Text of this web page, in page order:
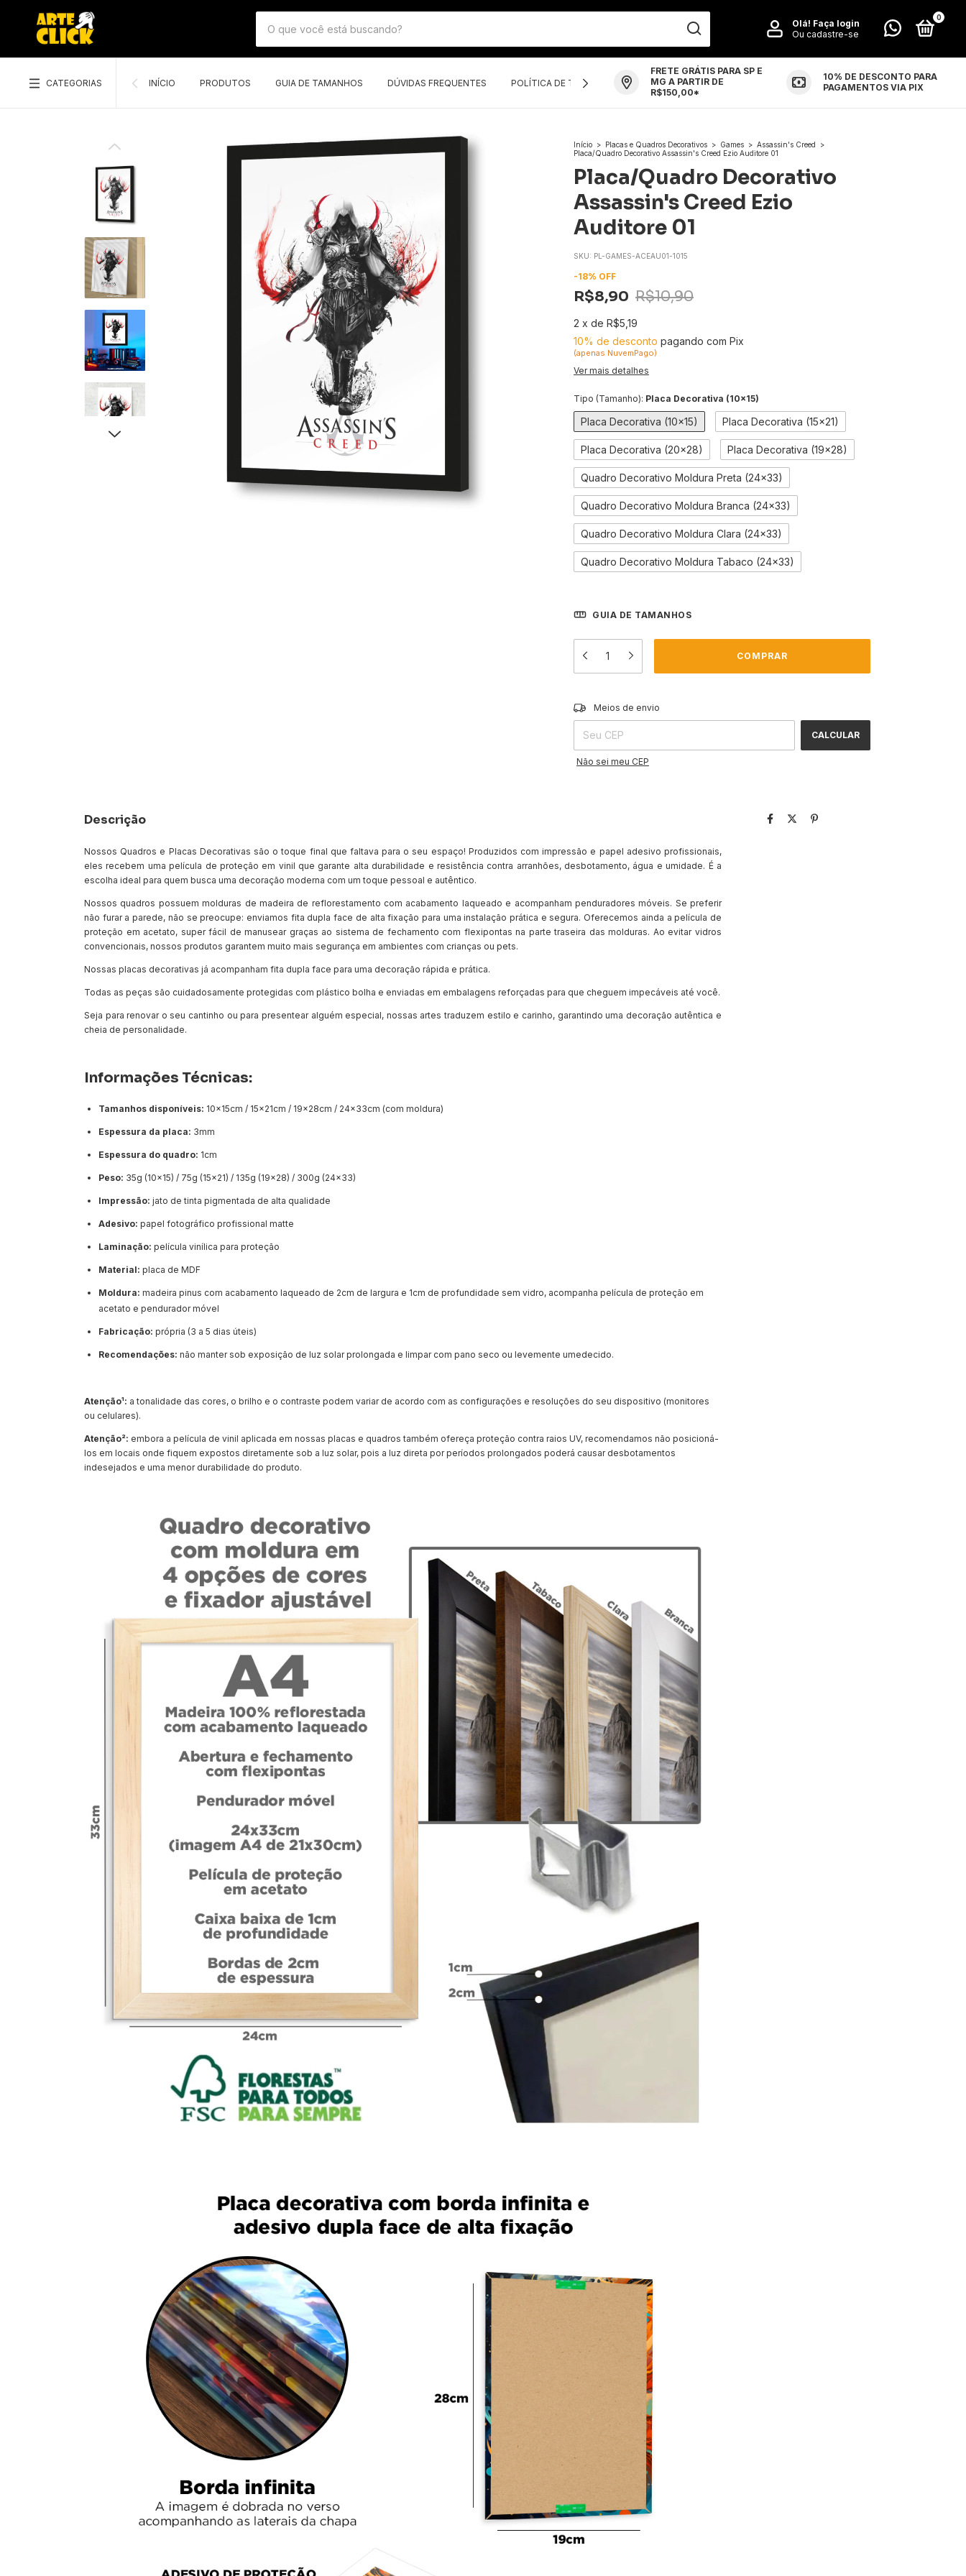
Olá! Faça login
Ou cadastre-se
0
CATEGORIAS INÍCIO PRODUTOS GUIA DE TAMANHOS DÚVIDAS FREQUENTES POLÍTICA DE TROCAS E DEVOLUÇÕES CONTATO
FRETE GRÁTIS PARA SP E
MG A PARTIR DE
R$150,00*
10% DE DESCONTO PARA
PAGAMENTOS VIA PIX
Início > Placas e Quadros Decorativos > Games > Assassin's Creed
>
Placa/Quadro Decorativo Assassin's Creed Ezio Auditore 01
Placa/Quadro Decorativo
Assassin's Creed Ezio
Auditore 01
SKU: PL-GAMES-ACEAU01-1015
-18% OFF
R$8,90 R$10,90
2 x de R$5,19
10% de desconto pagando com Pix
(apenas NuvemPago)
Ver mais detalhes
Tipo (Tamanho): Placa Decorativa (10x15)
Placa Decorativa (10x15) Placa Decorativa (15x21)
Placa Decorativa (20x28) Placa Decorativa (19x28)
Quadro Decorativo Moldura Preta (24x33)
Quadro Decorativo Moldura Branca (24x33)
Quadro Decorativo Moldura Clara (24x33)
Quadro Decorativo Moldura Tabaco (24x33)
GUIA DE TAMANHOS
Entregas para o CEP:
Meios de envio
CALCULAR
Não sei meu CEP
Descrição
Nossos Quadros e Placas Decorativas são o toque final que faltava para o seu espaço! Produzidos com impressão e papel adesivo profissionais,
eles recebem uma película de proteção em vinil que garante alta durabilidade e resistência contra arranhões, desbotamento, água e umidade. É a
escolha ideal para quem busca uma decoração moderna com um toque pessoal e autêntico.
Nossos quadros possuem molduras de madeira de reflorestamento com acabamento laqueado e acompanham penduradores móveis. Se preferir
não furar a parede, não se preocupe: enviamos fita dupla face de alta fixação para uma instalação prática e segura. Oferecemos ainda a película de
proteção em acetato, super fácil de manusear graças ao sistema de fechamento com flexipontas na parte traseira das molduras. Ao evitar vidros
convencionais, nossos produtos garantem muito mais segurança em ambientes com crianças ou pets.
Nossas placas decorativas já acompanham fita dupla face para uma decoração rápida e prática.
Todas as peças são cuidadosamente protegidas com plástico bolha e enviadas em embalagens reforçadas para que cheguem impecáveis até você.
Seja para renovar o seu cantinho ou para presentear alguém especial, nossas artes traduzem estilo e carinho, garantindo uma decoração autêntica e
cheia de personalidade.
Informações Técnicas:
Tamanhos disponíveis: 10x15cm / 15x21cm / 19x28cm / 24x33cm (com moldura)
Espessura da placa: 3mm
Espessura do quadro: 1cm
Peso: 35g (10x15) / 75g (15x21) / 135g (19x28) / 300g (24x33)
Impressão: jato de tinta pigmentada de alta qualidade
Adesivo: papel fotográfico profissional matte
Laminação: película vinílica para proteção
Material: placa de MDF
Moldura: madeira pinus com acabamento laqueado de 2cm de largura e 1cm de profundidade sem vidro, acompanha película de proteção em
acetato e pendurador móvel
Fabricação: própria (3 a 5 dias úteis)
Recomendações: não manter sob exposição de luz solar prolongada e limpar com pano seco ou levemente umedecido.
Atenção¹: a tonalidade das cores, o brilho e o contraste podem variar de acordo com as configurações e resoluções do seu dispositivo (monitores
ou celulares).
Atenção²: embora a película de vinil aplicada em nossas placas e quadros também ofereça proteção contra raios UV, recomendamos não posicioná-
los em locais onde fiquem expostos diretamente sob a luz solar, pois a luz direta por períodos prolongados poderá causar desbotamentos
indesejados e uma menor durabilidade do produto.